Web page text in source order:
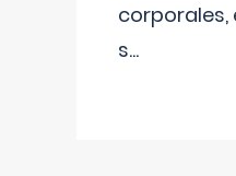
corporales,
s...